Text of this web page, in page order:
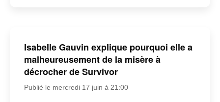
Isabelle Gauvin explique pourquoi elle a
malheureusement de la misère à
décrocher de Survivor
Publié le mercredi 17 juin à 21:00